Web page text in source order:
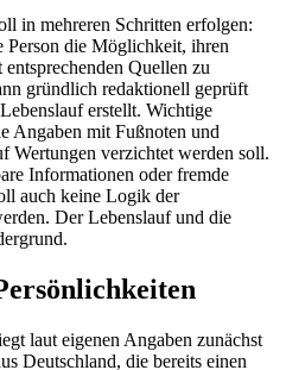
in mehreren Schritten erfolgen:
Person die Möglichkeit, ihren
Quellen zu
gründlich redaktionell geprüft
erstellt. Wichtige
Angaben mit Fußnoten und
Wertungen verzichtet werden soll.
Informationen oder fremde
auch keine Logik der
Der Lebenslauf und die
laut eigenen Angaben zunächst
Deutschland, die bereits einen